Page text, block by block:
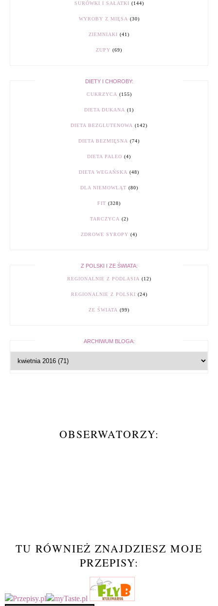
SURÓWKI I SAŁATKI (144)
WYROBY Z MIĘSA (30)
ZIEMNIAKI (41)
ZUPY (69)
DIETY I CHOROBY:
CUKRZYCA (155)
DIETA DUKANA (1)
DIETA BEZGLUTENOWA (142)
DIETA BEZMIĘSNA (74)
DIETA PALEO (4)
DIETA WEGAŃSKA (48)
DLA NIEMOWLĄT (80)
FIT (328)
TARCZYCA (2)
ZDROWE SYROPY (4)
Z POLSKI I ZE ŚWIATA:
REGIONALNIE Z PODLASIA (12)
REGIONALNIE Z POLSKI (24)
ZE ŚWIATA (99)
ARCHIWUM BLOGA:
OBSERWATORZY:
TU RÓWNIEŻ ZNAJDZIESZ MOJE
PRZEPISY: